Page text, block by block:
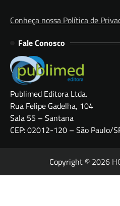
Conheça nossa Política de
Fale Conosco
Publimed Editora Ltda.
Rua Felipe Gadelha, 104
Sala 55 – Santana
CEP: 02012-120 – São Paulo/
Copyright © 2026